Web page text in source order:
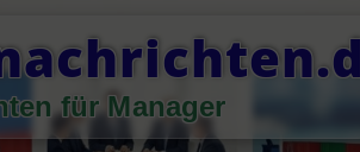
für Manager